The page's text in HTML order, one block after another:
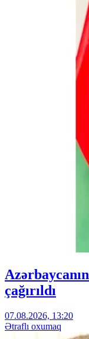
çağırıldı
07.08.2026, 13:20
Ətraflı oxumaq